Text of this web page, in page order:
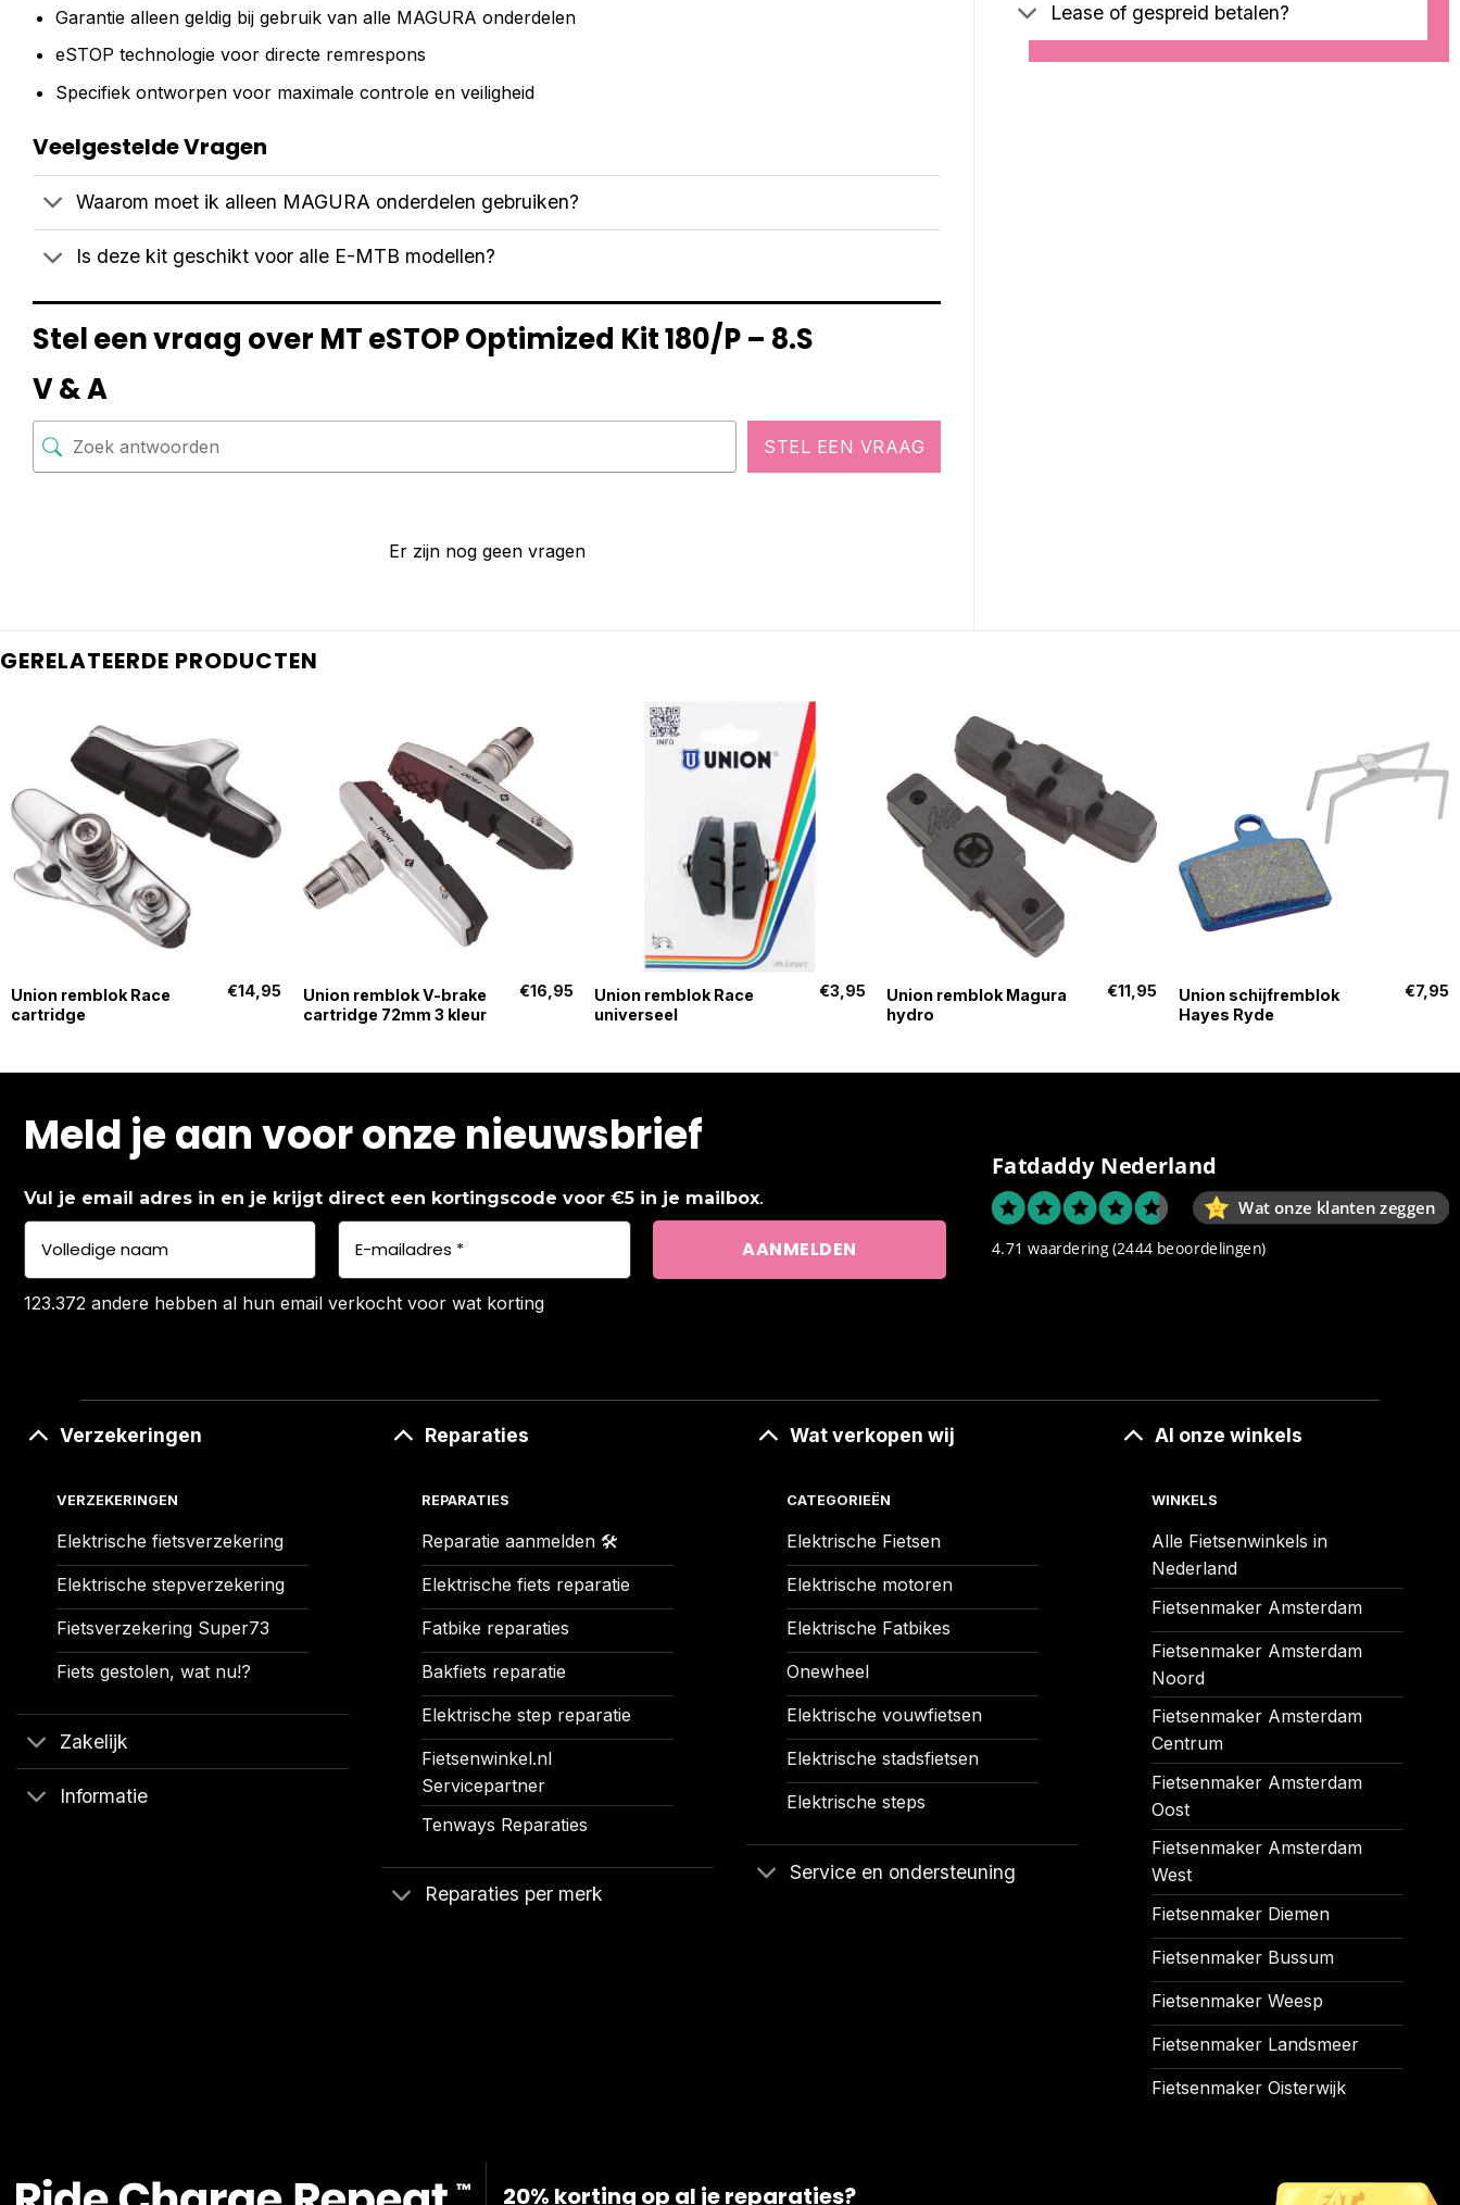
Garantie alleen geldig bij gebruik van alle MAGURA onderdelen
eSTOP technologie voor directe remrespons
Specifiek ontworpen voor maximale controle en veiligheid
Veelgestelde Vragen
Waarom moet ik alleen MAGURA onderdelen gebruiken?
Is deze kit geschikt voor alle E-MTB modellen?
Stel een vraag over MT eSTOP Optimized Kit 180/P – 8.S
V & A
STEL EEN VRAAG
Er zijn nog geen vragen
Lease of gespreid betalen?
GERELATEERDE PRODUCTEN
Union remblok Race
cartridge
€14,95
Union remblok V-brake
cartridge 72mm 3 kleur
€16,95
Union remblok Race
universeel
€3,95
Union remblok Magura
hydro
€11,95
Union schijfremblok
Hayes Ryde
€7,95
Meld je aan voor onze nieuwsbrief
Vul je email adres in en je krijgt direct een kortingscode voor €5 in je mailbox.
123.372 andere hebben al hun email verkocht voor wat korting
Fatdaddy Nederland
Wat onze klanten zeggen
4.71 waardering (2444 beoordelingen)
Verzekeringen
VERZEKERINGEN
Elektrische fietsverzekering
Elektrische stepverzekering
Fietsverzekering Super73
Fiets gestolen, wat nu!?
Zakelijk
Informatie
Reparaties
REPARATIES
Reparatie aanmelden 🛠️
Elektrische fiets reparatie
Fatbike reparaties
Bakfiets reparatie
Elektrische step reparatie
Fietsenwinkel.nl
Servicepartner
Tenways Reparaties
Reparaties per merk
Wat verkopen wij
CATEGORIEËN
Elektrische Fietsen
Elektrische motoren
Elektrische Fatbikes
Onewheel
Elektrische vouwfietsen
Elektrische stadsfietsen
Elektrische steps
Service en ondersteuning
Al onze winkels
WINKELS
Alle Fietsenwinkels in
Nederland
Fietsenmaker Amsterdam
Fietsenmaker Amsterdam
Noord
Fietsenmaker Amsterdam
Centrum
Fietsenmaker Amsterdam
Oost
Fietsenmaker Amsterdam
West
Fietsenmaker Diemen
Fietsenmaker Bussum
Fietsenmaker Weesp
Fietsenmaker Landsmeer
Fietsenmaker Oisterwijk
20% korting op al je reparaties?